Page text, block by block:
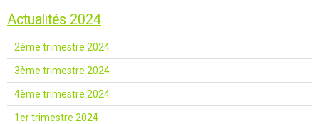
Actualités 2024
2ème trimestre 2024
3ème trimestre 2024
4ème trimestre 2024
1er trimestre 2024